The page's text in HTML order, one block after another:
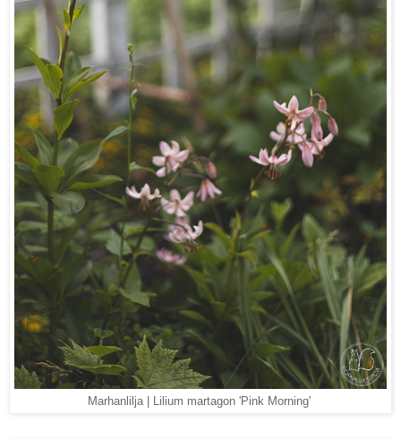
Marhanlilja | Lilium martagon 'Pink Morning'